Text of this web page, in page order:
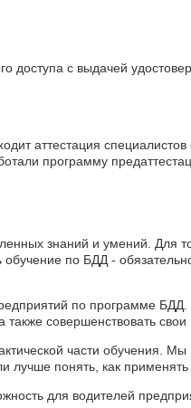
с выдачей
аттестация
программу
знаний и умений. Для
по БДД -
по программе БДД.
совершенствовать
части обучения. Мы
понять, как
для водителей